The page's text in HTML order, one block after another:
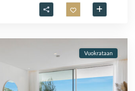
Vuokrataan